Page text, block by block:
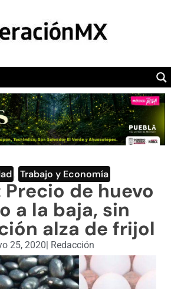
POLÍTICA
CAMALEÓN
OPINIÓN
DEPORTES
ENGLISH SECTION
VIDEOS
Trabajo y Economía
Precio de huevo
a la baja, sin
alza de frijol
25, 2020| Redacción